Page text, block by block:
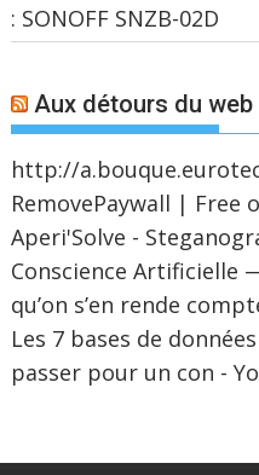
: SONOFF SNZB-02D
Aux détours du web
http://
RemovePaywall | Free
Aperi'Solve -
Conscience Artificielle
qu’on s’en rende
Les 7 bases de
passer pour un con -